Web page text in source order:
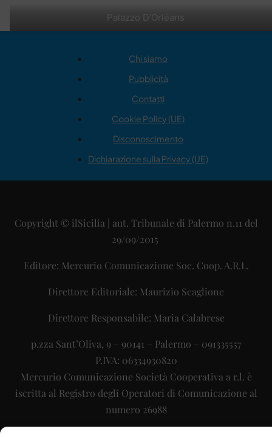
Palazzo D'Orléans
Chi siamo
Pubblicità
Contatti
Cookie Policy (UE)
Disconoscimento
Dichiarazione sulla Privacy (UE)
Copyright © ilSicilia | aut. Tribunale di Palermo n.11 del
29/09/2015
Editore: Mercurio Comunicazione Soc. Coop. A.R.L.
Direttore Editoriale: Maurizio Scaglione
Direttore Responsabile: Maria Calabrese
p.zza Sant’Oliva, 9 – 90141 – Palermo – 091335557
P.IVA: 06334930820
Mercurio Comunicazione Società Cooperativa a r.l. è
iscritta al Registro degli Operatori di Comunicazione al
numero 26988